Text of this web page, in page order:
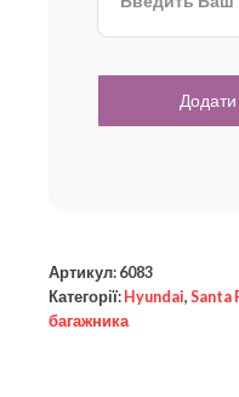
Артикул: 6083
Категорії: Hyundai, Santa
багажника